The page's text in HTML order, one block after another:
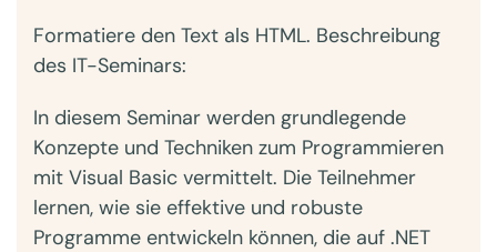
Formatiere den Text als HTML. Beschreibung
des IT-Seminars:
In diesem Seminar werden grundlegende
Konzepte und Techniken zum Programmieren
mit Visual Basic vermittelt. Die Teilnehmer
lernen, wie sie effektive und robuste
Programme entwickeln können, die auf .NET